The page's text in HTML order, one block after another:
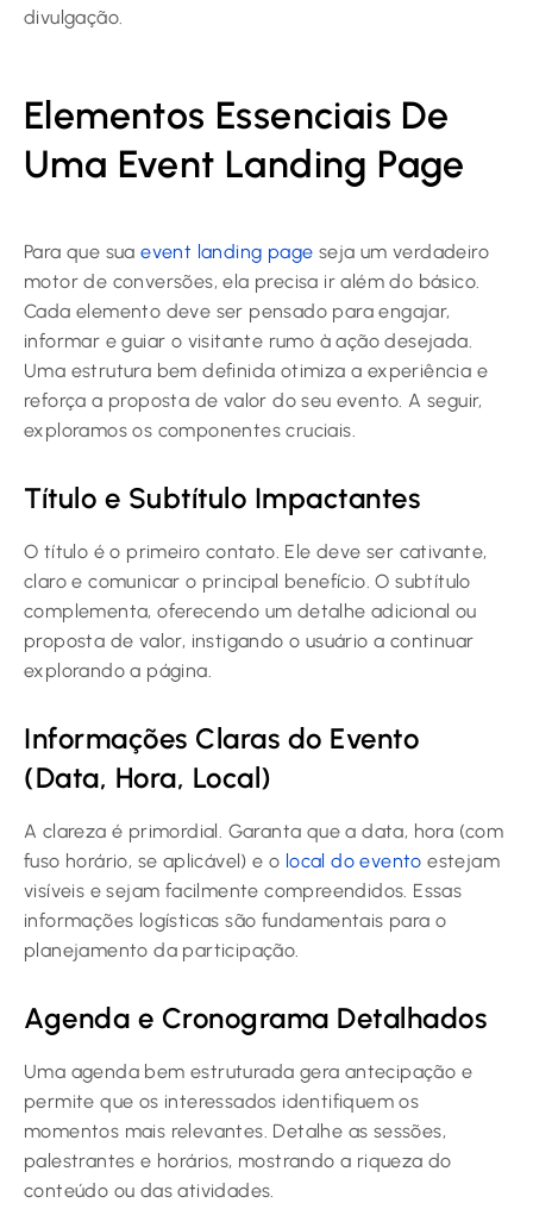
divulgação.
Elementos Essenciais De
Uma Event Landing Page
Para que suaevent landing page seja um verdadeiro
motor de conversões, ela precisa ir além do básico.
Cada elemento deve ser pensado para engajar,
informar e guiar o visitante rumo à ação desejada.
Uma estrutura bem definida otimiza a experiência e
reforça a proposta de valor do seu evento. A seguir,
exploramos os componentes cruciais.
Título e Subtítulo Impactantes
O título é o primeiro contato. Ele deve ser cativante,
claro e comunicar o principal benefício. O subtítulo
complementa, oferecendo um detalhe adicional ou
proposta de valor, instigando o usuário a continuar
explorando a página.
Informações Claras do Evento
(Data, Hora, Local)
A clareza é primordial. Garanta que a data, hora (com
fuso horário, se aplicável) e o local do evento estejam
visíveis e sejam facilmente compreendidos. Essas
informações logísticas são fundamentais para o
planejamento da participação.
Agenda e Cronograma Detalhados
Uma agenda bem estruturada gera antecipação e
permite que os interessados identifiquem os
momentos mais relevantes. Detalhe as sessões,
palestrantes e horários, mostrando a riqueza do
conteúdo ou das atividades.